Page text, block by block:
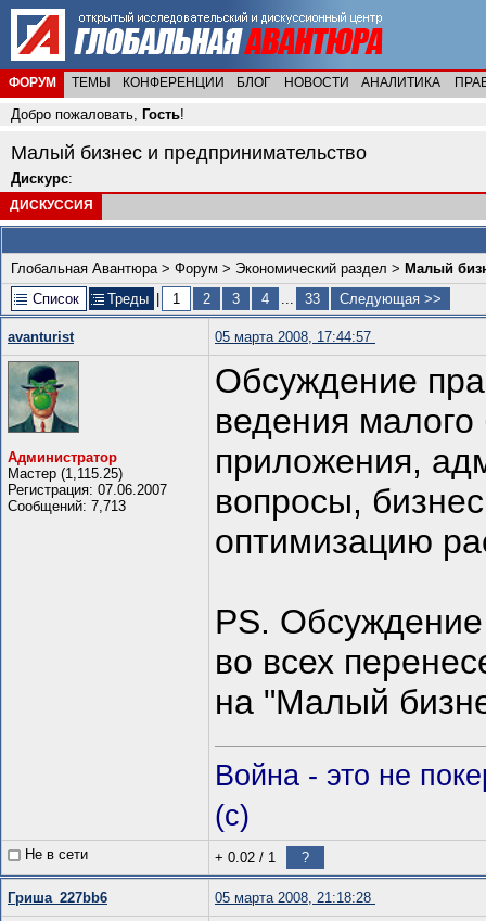
ФОРУМ ТЕМЫ КОНФЕРЕНЦИИ БЛОГ НОВОСТИ АНАЛИТИКА
Добро пожаловать, Гость!
Малый бизнес и предпринимательство
Дискурс:
ДИСКУССИЯ
Глобальная Авантюра> Форум > Экономический раздел > Малый
Список
Треды 1 2 3 4 ... 33 Следующая >>
avanturist 05 марта 2008, 17:44:57
Администратор
Мастер (1,115.25)
Регистрация: 07.06.2007
Сообщений: 7,713
Обсуждение
ведения
приложения,
вопросы,
оптимизацию
PS.
во всех
на "Малый
Война - это не
(c)
Не в сети + 0.02 / 1 ?
Гриша_227bb6 05 марта 2008, 21:18:28